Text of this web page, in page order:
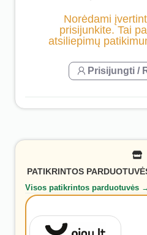
Norėdami
prisijunkite. Tai
atsiliepimų
Prisijungti /
PATIKRINTOS
Visos patikrintos parduotuvės